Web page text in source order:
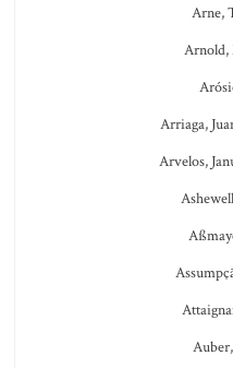
Arne,
Arnold,
Arriaga,
Arvelos,